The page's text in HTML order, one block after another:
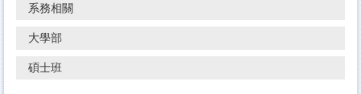
系務相關
大學部
碩士班